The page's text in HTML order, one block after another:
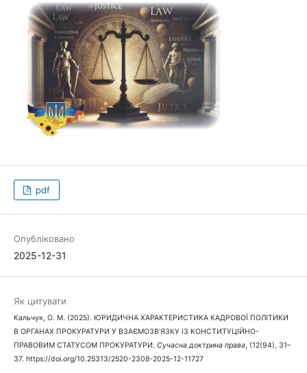
pdf
Опубліковано
2025-12-31
Як цитувати
Кальчук, О. М. (2025). ЮРИДИЧНА ХАРАКТЕРИСТИКА КАДРОВОЇ ПОЛІТИКИ
В ОРГАНАХ ПРОКУРАТУРИ У ВЗАЄМОЗВ’ЯЗКУ ІЗ КОНСТИТУЦІЙНО-
ПРАВОВИМ СТАТУСОМ ПРОКУРАТУРИ. Сучасна доктрина права, (12(94), 31–
37. https://doi.org/10.25313/2520-2308-2025-12-11727